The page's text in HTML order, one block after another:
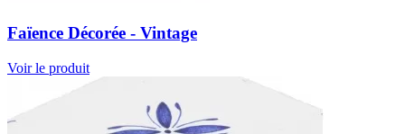
Faïence Décorée - Vintage
Voir le produit